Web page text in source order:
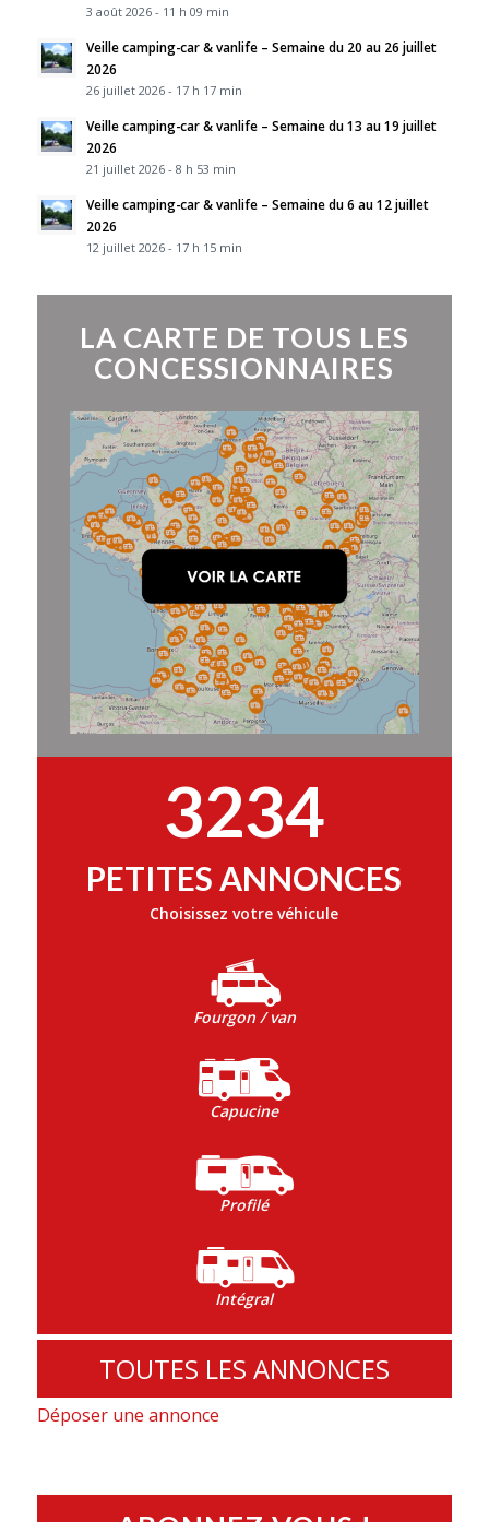
3 août 2026 - 11 h 09 min
Veille camping-car & vanlife – Semaine du 20 au 26 juillet
2026
26 juillet 2026 - 17 h 17 min
Veille camping-car & vanlife – Semaine du 13 au 19 juillet
2026
21 juillet 2026 - 8 h 53 min
Veille camping-car & vanlife – Semaine du 6 au 12 juillet
2026
12 juillet 2026 - 17 h 15 min
LA CARTE DE TOUS LES
CONCESSIONNAIRES
3234
PETITES ANNONCES
Choisissez votre véhicule
Fourgon / van
Capucine
Profilé
Intégral
TOUTES LES ANNONCES
Déposer une annonce